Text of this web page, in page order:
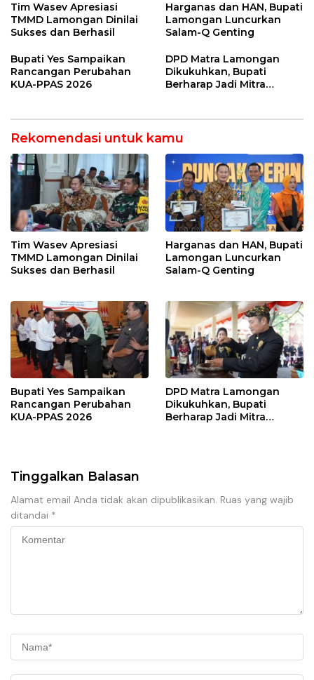
Tim Wasev Apresiasi
TMMD Lamongan Dinilai
Sukses dan Berhasil
Harganas dan HAN, Bupati
Lamongan Luncurkan
Salam-Q Genting
Bupati Yes Sampaikan
Rancangan Perubahan
KUA-PPAS 2026
DPD Matra Lamongan
Dikukuhkan, Bupati
Berharap Jadi Mitra
Rekomendasi untuk kamu
Tim Wasev Apresiasi
TMMD Lamongan Dinilai
Sukses dan Berhasil
Harganas dan HAN, Bupati
Lamongan Luncurkan
Salam-Q Genting
Bupati Yes Sampaikan
Rancangan Perubahan
KUA-PPAS 2026
DPD Matra Lamongan
Dikukuhkan, Bupati
Berharap Jadi Mitra
Tinggalkan Balasan
Alamat email Anda tidak akan dipublikasikan. Ruas yang wajib
ditandai *